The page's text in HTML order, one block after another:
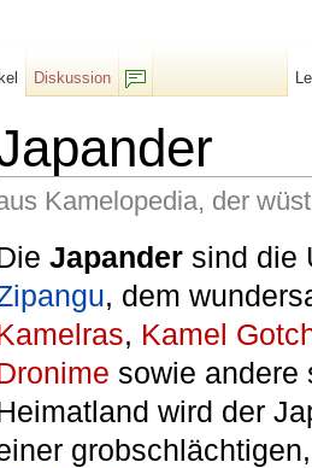
Kamelopedia, der
Japander sind die
, dem
, Kamel
sowie andere
wird der
Diskussion